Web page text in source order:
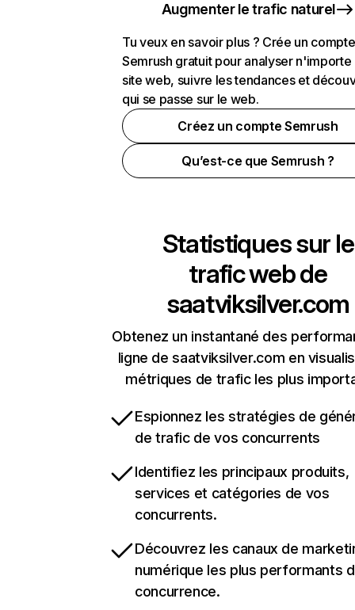
Augmenter le trafic naturel
Tu veux en savoir plus ? Crée un compte
Semrush gratuit pour analyser n'importe
site web, suivre les tendances et
qui se passe sur le web.
Créez un compte Semrush
Qu’est-ce que Semrush ?
Statistiques sur le
trafic web de
saatviksilver.com
Obtenez un instantané des
ligne de saatviksilver.com en
métriques de trafic les plus
Espionnez les stratégies de
de trafic de vos concurrents
Identifiez les principaux produits,
services et catégories de vos
concurrents.
Découvrez les canaux de
numérique les plus performants
concurrence.